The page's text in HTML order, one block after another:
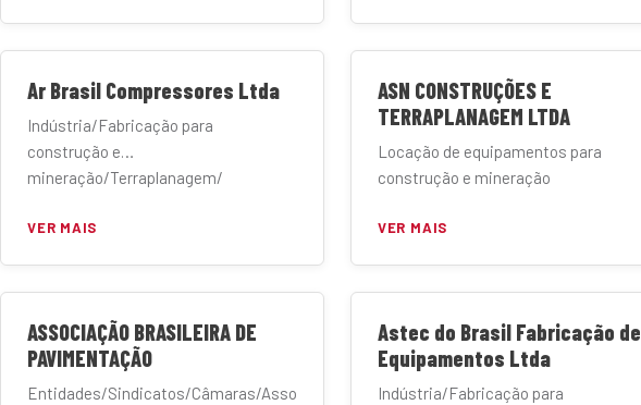
Ar Brasil Compressores Ltda
Indústria/Fabricação para
construção e
mineração/Terraplanagem/
VER MAIS
ASN CONSTRUÇÕES E
TERRAPLANAGEM LTDA
Locação de equipamentos para
construção e mineração
VER MAIS
ASSOCIAÇÃO BRASILEIRA DE
PAVIMENTAÇÃO
Entidades/Sindicatos/Câmaras/Associações
Astec do Brasil Fabricação de
Equipamentos Ltda
Indústria/Fabricação para